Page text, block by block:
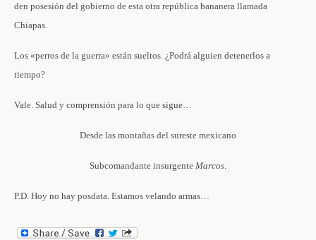
den posesión del gobierno de esta otra república bananera llamada
Chiapas.
Los «perros de la guerra» están sueltos. ¿Podrá alguien detenerlos a
tiempo?
Vale. Salud y comprensión para lo que sigue…
Desde las montañas del sureste mexicano
Subcomandante insurgente Marcos.
P.D. Hoy no hay posdata. Estamos velando armas…